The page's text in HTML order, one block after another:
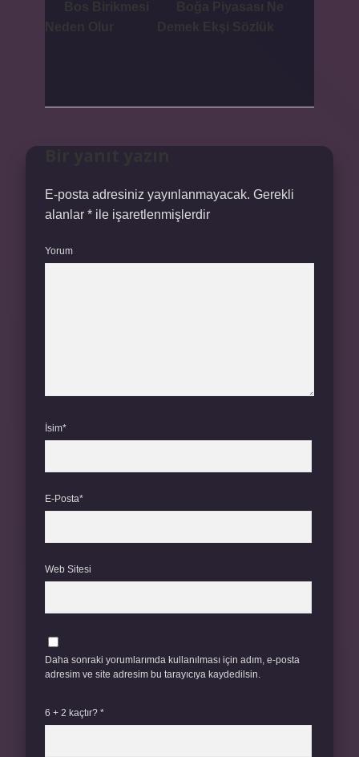
E-posta adresiniz yayınlanmayacak. Gerekli
alanlar * ile işaretlenmişlerdir
Yorum
İsim*
E-Posta*
Web Sitesi
Daha sonraki yorumlarımda kullanılması için adım, e-posta
adresim ve site adresim bu tarayıcıya kaydedilsin.
6 + 2 kaçtır? *